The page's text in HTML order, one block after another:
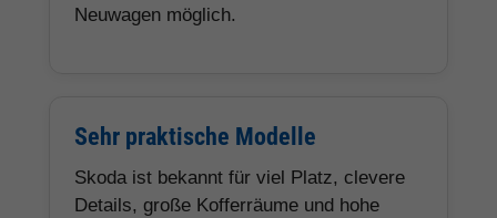
Neuwagen möglich.
Sehr praktische Modelle
Skoda ist bekannt für viel Platz, clevere
Details, große Kofferräume und hohe